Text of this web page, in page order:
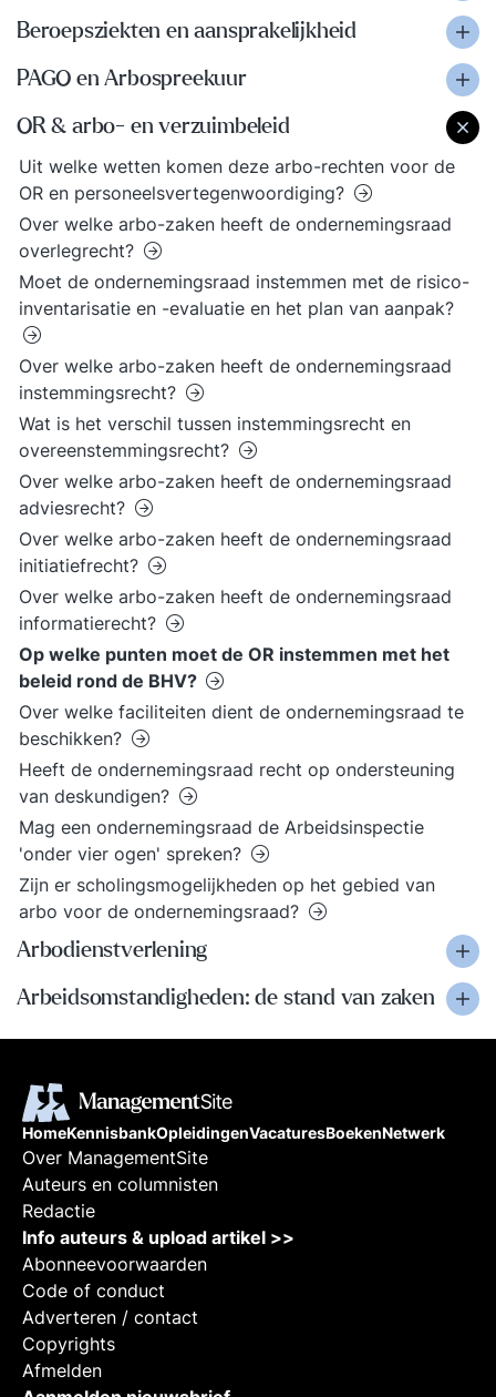
Beroepsziekten en aansprakelijkheid
PAGO en Arbospreekuur
OR & arbo- en verzuimbeleid
Uit welke wetten komen deze arbo-rechten voor de
OR en personeelsvertegenwoordiging?
Over welke arbo-zaken heeft de ondernemingsraad
overlegrecht?
Moet de ondernemingsraad instemmen met de risico-
inventarisatie en -evaluatie en het plan van aanpak?
Over welke arbo-zaken heeft de ondernemingsraad
instemmingsrecht?
Wat is het verschil tussen instemmingsrecht en
overeenstemmingsrecht?
Over welke arbo-zaken heeft de ondernemingsraad
adviesrecht?
Over welke arbo-zaken heeft de ondernemingsraad
initiatiefrecht?
Over welke arbo-zaken heeft de ondernemingsraad
informatierecht?
Op welke punten moet de OR instemmen met het
beleid rond de BHV?
Over welke faciliteiten dient de ondernemingsraad te
beschikken?
Heeft de ondernemingsraad recht op ondersteuning
van deskundigen?
Mag een ondernemingsraad de Arbeidsinspectie
'onder vier ogen' spreken?
Zijn er scholingsmogelijkheden op het gebied van
arbo voor de ondernemingsraad?
Arbodienstverlening
Arbeidsomstandigheden: de stand van zaken
HomeKennisbankOpleidingenVacaturesBoekenNetwerk
Over ManagementSite
Auteurs en columnisten
Redactie
Info auteurs & upload artikel >>
Abonneevoorwaarden
Code of conduct
Adverteren / contact
Copyrights
Afmelden